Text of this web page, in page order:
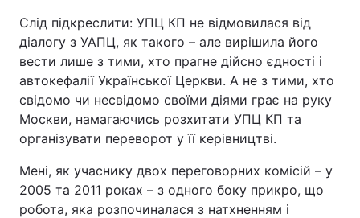
Слід підкреслити: УПЦ КП не відмовилася від
діалогу з УАПЦ, як такого – але вирішила його
вести лише з тими, хто прагне дійсно єдності і
автокефалії Української Церкви. А не з тими, хто
свідомо чи несвідомо своїми діями грає на руку
Москви, намагаючись розхитати УПЦ КП та
організувати переворот у її керівництві.
Мені, як учаснику двох переговорних комісій – у
2005 та 2011 роках – з одного боку прикро, що
робота, яка розпочиналася з натхненням і